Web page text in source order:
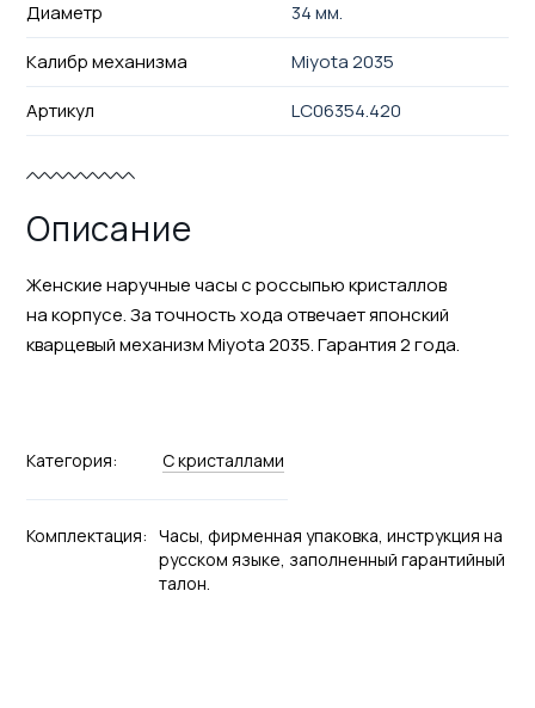
Диаметр
34 мм.
Калибр механизма
Miyota 2035
Артикул
LC06354.420
Описание
Женские наручные часы с россыпью кристаллов
на корпусе. За точность хода отвечает японский
кварцевый механизм Miyota 2035. Гарантия 2 года.
Категория: С кристаллами
Комплектация: Часы, фирменная упаковка, инструкция на
русском языке, заполненный гарантийный
талон.